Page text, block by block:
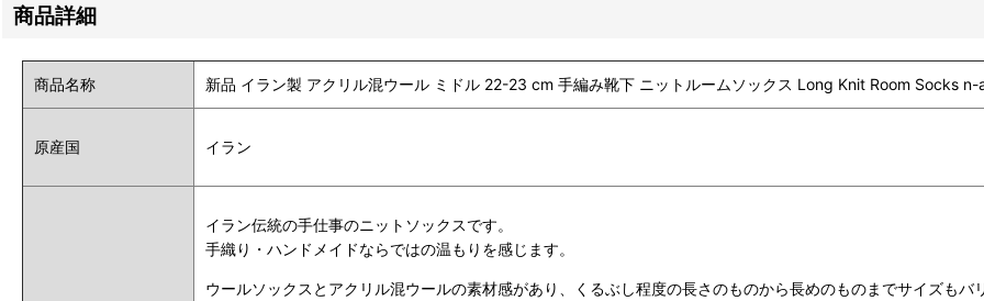
商品詳細
商品名称 新品 イラン製 アクリル混ウール ミドル 22-23 cm 手編み靴下 ニットルームソックス Long Knit Room Socks
原産国 イラン
イラン伝統の手仕事のニットソックスです。
手織り・ハンドメイドならではの温もりを感じます。
ウールソックスとアクリル混ウールの素材感があり、くるぶし程度の長さのものから長めのものまでサイズもバ